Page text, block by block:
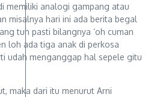
memiliki analogi gampang atau
misalnya hari ini ada berita begal
tuh pasti bilangnya ‘oh cuman
loh ada tiga anak di perkosa
udah menganggap hal sepele gitu
maka dari itu menurut Arni